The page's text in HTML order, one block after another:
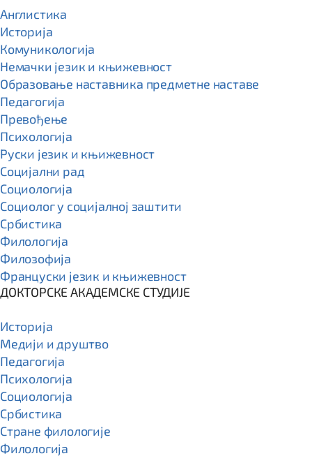
Англистика
Историја
Комуникологија
Немачки језик и књижевност
Образовање наставника предметне наставе
Педагогија
Превођење
Психологија
Руски језик и књижевност
Социјални рад
Социологија
Социолог у социјалној заштити
Србистика
Филологија
Филозофија
Француски језик и књижевност
ДОКТОРСКЕ АКАДЕМСКЕ СТУДИЈЕ
Историја
Медији и друштво
Педагогија
Психологија
Социологија
Србистика
Стране филологије
Филологија